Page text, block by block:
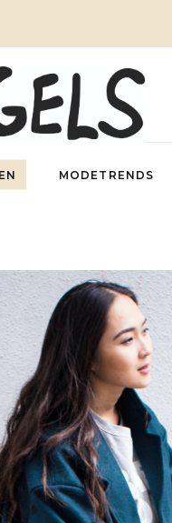
MODETRENDS